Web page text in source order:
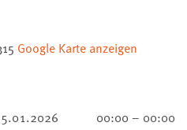
Google Karte anzeigen
00:00 – 00:00